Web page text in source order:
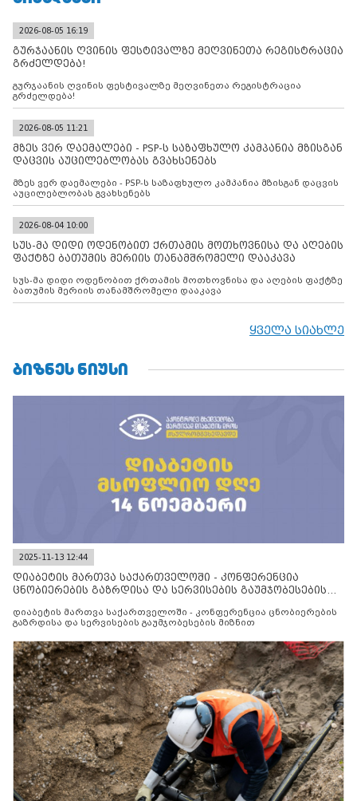
2026-08-05 16:19
გურჯაანის ღვინის ფესტივალზე მეღვინეთა რეგისტრაცია
გრძელდება!
გურჯაანის ღვინის ფესტივალზე მეღვინეთა რეგისტრაცია
გრძელდება!
2026-08-05 11:21
მზეს ვერ დაემალები - PSP-ს საზაფხულო კამპანია მზისგან
დაცვის აუცილებლობას გვახსენებს
მზეს ვერ დაემალები - PSP-ს საზაფხულო კამპანია მზისგან დაცვის
აუცილებლობას გვახსენებს
2026-08-04 10:00
სუს-მა დიდი ოდენობით ქრთამის მოთხოვნისა და აღების
ფაქტზე ბათუმის მერიის თანამშრომელი დააკავა
სუს-მა დიდი ოდენობით ქრთამის მოთხოვნისა და აღების ფაქტზე
ბათუმის მერიის თანამშრომელი დააკავა
ყველა სიახლე
ᲑᲘᲖᲜᲔᲡ ᲜᲘᲣᲡᲘ
2025-11-13 12:44
დიაბეტის მართვა საქართველოში - კონფერენცია
ცნობიერების გაზრდისა და სერვისების გაუმჯობესების
დიაბეტის მართვა საქართველოში - კონფერენცია ცნობიერების
გაზრდისა და სერვისების გაუმჯობესების მიზნით